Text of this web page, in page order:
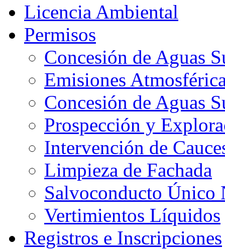
Licencia Ambiental
Permisos
Concesión de Aguas
Emisiones
Concesión de Aguas
Prospección y
Intervención de
Limpieza de Fachada
Salvoconducto Único
Vertimientos Líquidos
Registros e Inscripciones